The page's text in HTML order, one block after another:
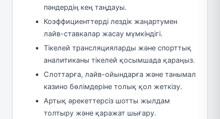
пәндердің кең таңдауы.
Коэффициенттерді лездік жаңартумен
лайв-ставкалар жасау мүмкіндігі.
Тікелей трансляцияларды және спорттық
аналитиканы тікелей қосымшада қараңыз.
Слоттарға, лайв-ойындарға және танымал
казино бөлімдеріне толық қол жеткізу.
Артық әрекеттерсіз шотты жылдам
толтыру және қаражат шығару.